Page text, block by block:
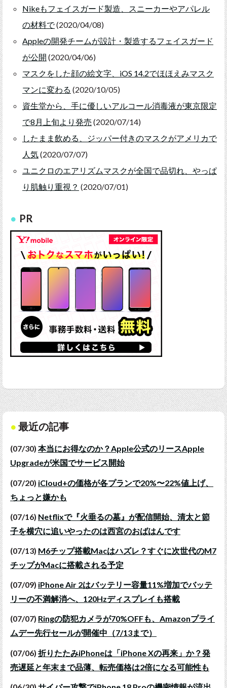
Nikeもフェイスガード製造、スニーカーやアパレル
の材料で(2020/04/08)
Appleの開発チームが設計・製造するフェイスガード
が公開 (2020/04/06)
マスクをした顔の絵文字、iOS 14.2でほほえみマスク
マンに変わる (2020/10/05)
資生堂から、手に優しいアルコール消毒液が東京限定
で8月上旬より発売 (2020/07/14)
したまま飲める、ジッパー付きのマスクがアメリカで
人気(2020/07/07)
ユニクロのエアリズムマスクが全国で品切れ、やっぱ
り肌触り重視？ (2020/07/01)
PR
最近の記事
(07/30) 本当にお得なのか？Apple公式のリースApple
Upgradeが米国でサービス開始
(07/20) iCloud+の価格が各プランで20%〜22%値上げ、
ちょっと嫌かも
(07/16) Netflixで『火垂るの墓』が配信開始、清太と節
子を横穴に追いやったのは西宮のおばはんです
(07/13) M6チップ搭載Macはハズレ？すぐに次世代のM7
チップがMacに搭載される予定
(07/09) iPhone Air 2はバッテリー容量11%増加でバッテ
リーの不満解消へ、120Hzディスプレイも搭載
(07/07) Ringの防犯カメラが70%OFFも、Amazonプライ
ムデー先行セールが開催中（7/13まで）
(07/06) 折りたたみiPhoneは「iPhone Xの再来」か？発
売遅延と年末まで品薄、転売価格は2倍になる可能性も